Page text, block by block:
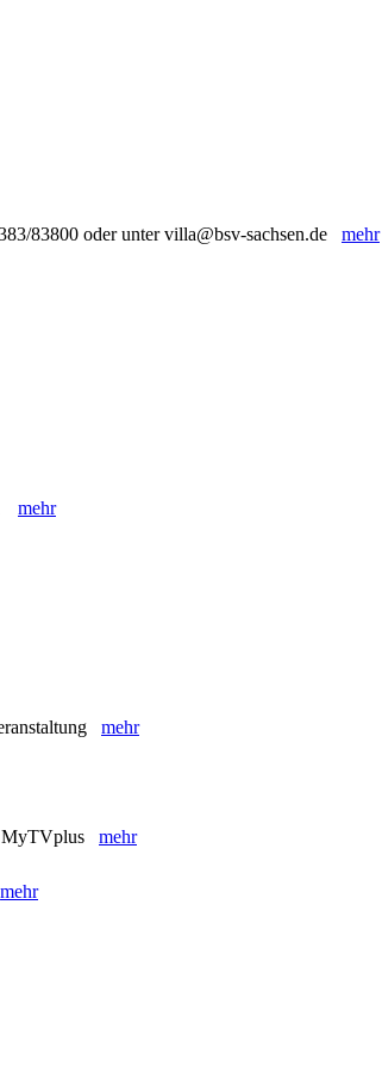
83800 oder unter villa@bsv-sachsen.de mehr
mehr
mehr
MyTVplus mehr
mehr